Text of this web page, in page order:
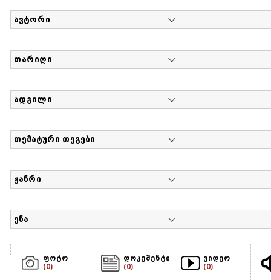
ავტორი
თარიღი
ადგილი
თემატური თეგები
ჟანრი
ენა
ფოტო
(0)
დოკუმენტი
(0)
ვიდეო
(0)